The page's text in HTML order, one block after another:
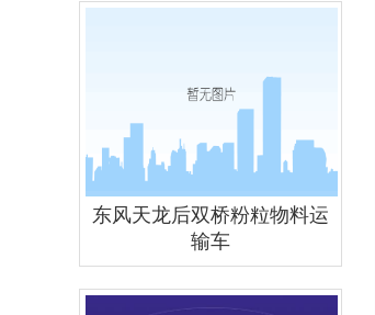
东风天龙后双桥粉粒物料运
输车